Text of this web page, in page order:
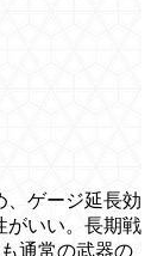
、ゲージ延長効
がいい。長期戦
通常の武器の